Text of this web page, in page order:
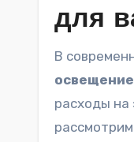
для
В
освещение
расходы на